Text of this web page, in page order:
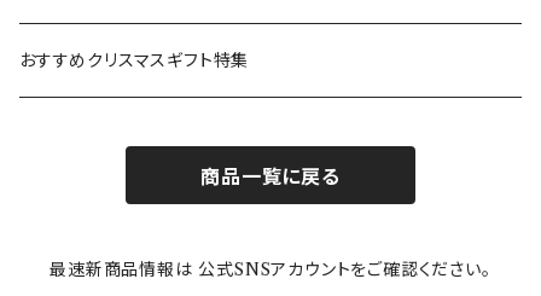
カトラリー
ポケットモンスター
mofusand（モフサンド）
mofsand×日比谷花壇
Finlayson(フィンレイソン)
HANAE MORI(ハナエモリ)
CELEC(セレック)
隅切り重箱
吉祥
メイメイウェア
SoSo(ソソ）
リサイクル食器
おすすめクリスマスギフト特集
商品一覧に戻る
最速新商品情報は 公式SNSアカウントをご確認ください。